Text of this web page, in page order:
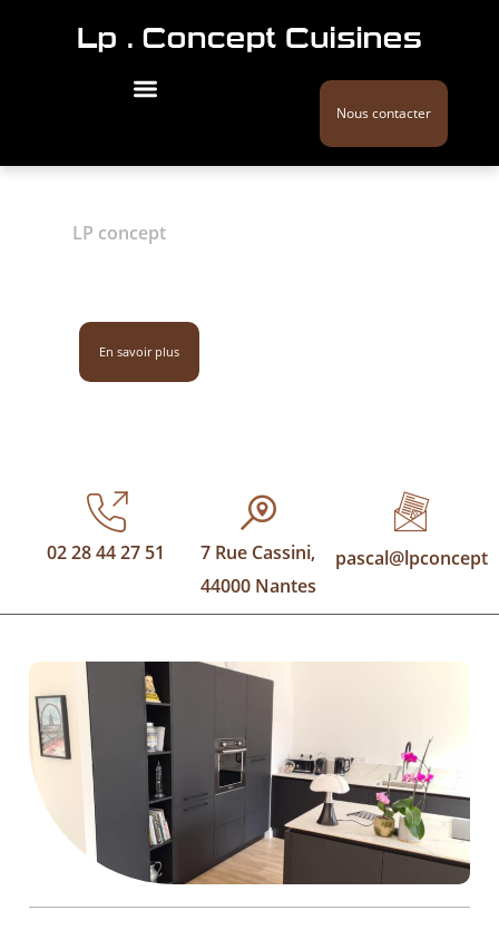
Nous contacter
LP concept
En savoir plus
02 28 44 27 51
7 Rue Cassini,
44000 Nantes